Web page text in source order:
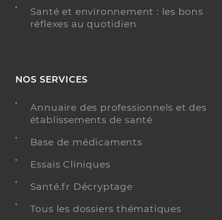
Santé et environnement : les bons
réflexes au quotidien
NOS SERVICES
Annuaire des professionnels et des
établissements de santé
Base de médicaments
Essais Cliniques
Santé.fr Décryptage
Tous les dossiers thématiques